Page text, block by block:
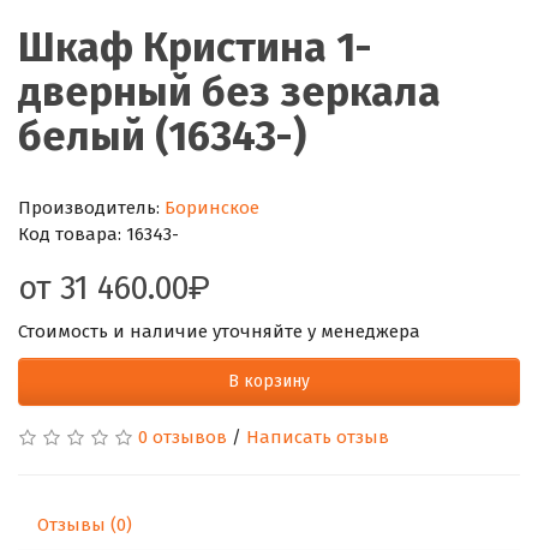
Шкаф Кристина 1-
дверный без зеркала
белый (16343-)
Производитель: Боринское
Код товара: 16343-
от 31 460.00
Стоимость и наличие уточняйте у менеджера
В корзину
0 отзывов / Написать отзыв
Отзывы (0)